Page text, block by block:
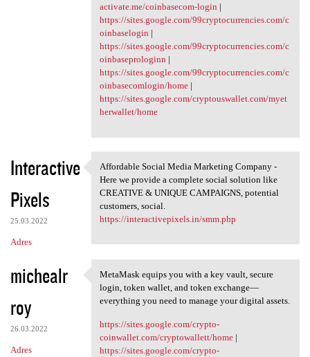
activate.me/coinbasecom-login |
https://sites.google.com/99cryptocurrencies.com/c
oinbaselogin |
https://sites.google.com/99cryptocurrencies.com/c
oinbaseprologinn |
https://sites.google.com/99cryptocurrencies.com/c
oinbasecomlogin/home|
https://sites.google.com/cryptouswallet.com/myet
herwallet/home
Interactive
Pixels
25.03.2022
Adres
Affordable Social Media
Affordable Social Media Marketing Company -
Here we provide a complete social solution like
CREATIVE & UNIQUE CAMPAIGNS, potential
customers, social.
https://interactivepixels.in/smm.php
michealr
roy
26.03.2022
Adres
MetaMask equips you with a
MetaMask equips you with a key vault, secure
login, token wallet, and token exchange—
everything you need to manage your digital assets.
https://sites.google.com/crypto-
coinwallet.com/cryptowallett/home|
https://sites.google.com/crypto-